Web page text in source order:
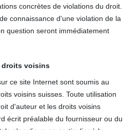
concrètes de violations du droit.
connaissance d'une violation de la
question seront immédiatement
droits voisins
ce site Internet sont soumis au
voisins suisses. Toute utilisation
d'auteur et les droits voisins
écrit préalable du fournisseur ou du